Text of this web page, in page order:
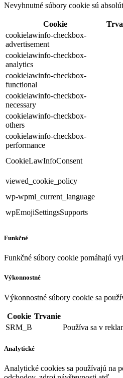
Nevyhnutné súbory cookie sú
Cookie
cookielawinfo-checkbox-
advertisement
cookielawinfo-checkbox-
analytics
cookielawinfo-checkbox-
functional
cookielawinfo-checkbox-
necessary
cookielawinfo-checkbox-
others
cookielawinfo-checkbox-
performance
CookieLawInfoConsent
viewed_cookie_policy
wp-wpml_current_language
wpEmojiSettingsSupports
Funkčné
Funkčné súbory cookie pomáhajú
Výkonnostné
Výkonnostné súbory cookie sa
Cookie Trvanie
SRM_B
Používa sa v
Analytické
Analytické cookies sa používajú na